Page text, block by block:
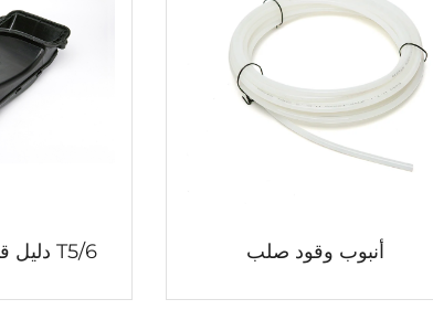
أنبوب وقود صلب T5/6 دليل قناة الهواء العلوية